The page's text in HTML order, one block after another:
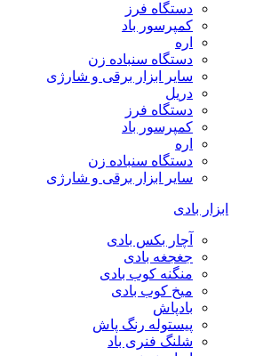
دستگاه فرز
کمپرسور باد
اره
دستگاه سنباده زن
سایر ابزار برقی و شارژی
دریل
دستگاه فرز
کمپرسور باد
اره
دستگاه سنباده زن
سایر ابزار برقی و شارژی
ابزار بادی
آچار بکس بادی
جغجغه بادی
منگنه کوب بادی
میخ کوب بادی
بادپاش
پیستوله رنگ پاش
شلنگ فنری باد